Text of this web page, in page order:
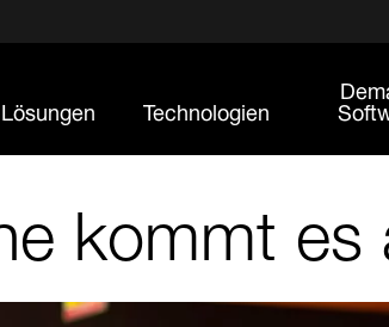
Lösungen Technologien
kommt es